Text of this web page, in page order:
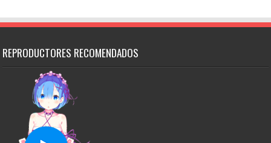
REPRODUCTORES RECOMENDADOS